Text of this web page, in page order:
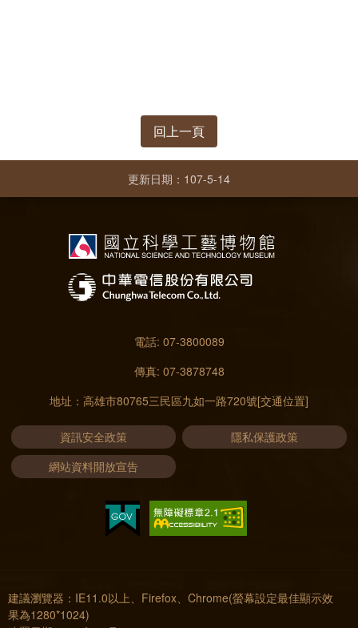
回上一頁
更新日期：107-5-14
電話: 07-3800089
傳真: 07-3878748
地址：高雄市80765三民區九如一路720號[交通位置]
資訊安全政策
隱私保護政策
網站資料開放宣告
建議瀏覽器：IE11.0以上、Firefox、Chrome(螢幕設定最佳顯示效
果為1280*1024)